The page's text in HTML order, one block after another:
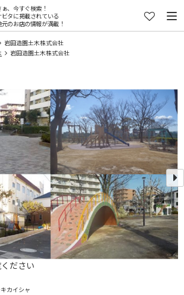
ぁ、今すぐ検索！
ビタに掲載されている
元のお店の情報が満載！
岩田造園土木株式会社
岩田造園土木株式会社
カイシャ
ださい